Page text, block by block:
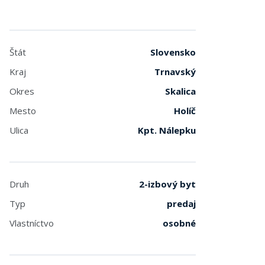
Štát
Slovensko
Kraj
Trnavský
Okres
Skalica
Mesto
Holíč
Ulica
Kpt. Nálepku
Druh
2-izbový byt
Typ
predaj
Vlastníctvo
osobné